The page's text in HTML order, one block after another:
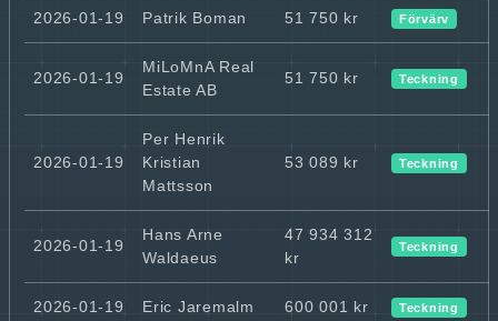
2026-01-19 Patrik Boman 51 750 kr Förvärv
2026-01-19
MiLoMnA Real
Estate AB
51 750 kr Teckning
2026-01-19
Per Henrik
Kristian
Mattsson
53 089 kr Teckning
2026-01-19
Hans Arne
Waldaeus
47 934 312
kr
Teckning
2026-01-19 Eric Jaremalm 600 001 kr Teckning